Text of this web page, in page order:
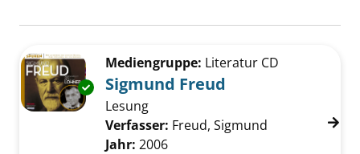
Zu den Suchfiltern springen
Exemplar-Details von Sigmund Freud
Mediengruppe: Literatur CD
Sigmund Freud
Lesung
Verfasser: Freud, Sigmund Suche nach
Jahr: 2006